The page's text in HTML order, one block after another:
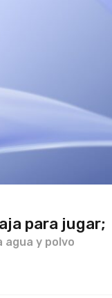
para jugar;
agua y polvo